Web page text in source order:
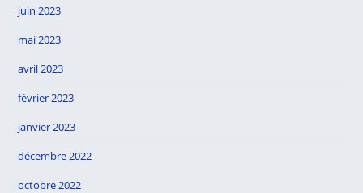
juin 2023
mai 2023
avril 2023
février 2023
janvier 2023
décembre 2022
octobre 2022